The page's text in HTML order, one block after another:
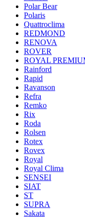
Polar Bear
Polaris
Quattroclima
REDMOND
RENOVA
ROVER
ROYAL
Rainford
Rapid
Ravanson
Refra
Remko
Rix
Roda
Rolsen
Rotex
Rovex
Royal
Royal Clima
SENSEI
SIAT
ST
SUPRA
Sakata